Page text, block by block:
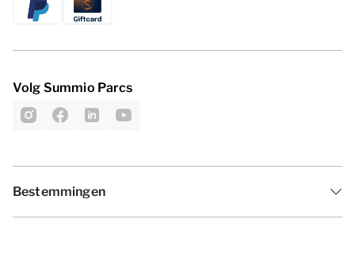
Volg Summio Parcs
Bestemmingen